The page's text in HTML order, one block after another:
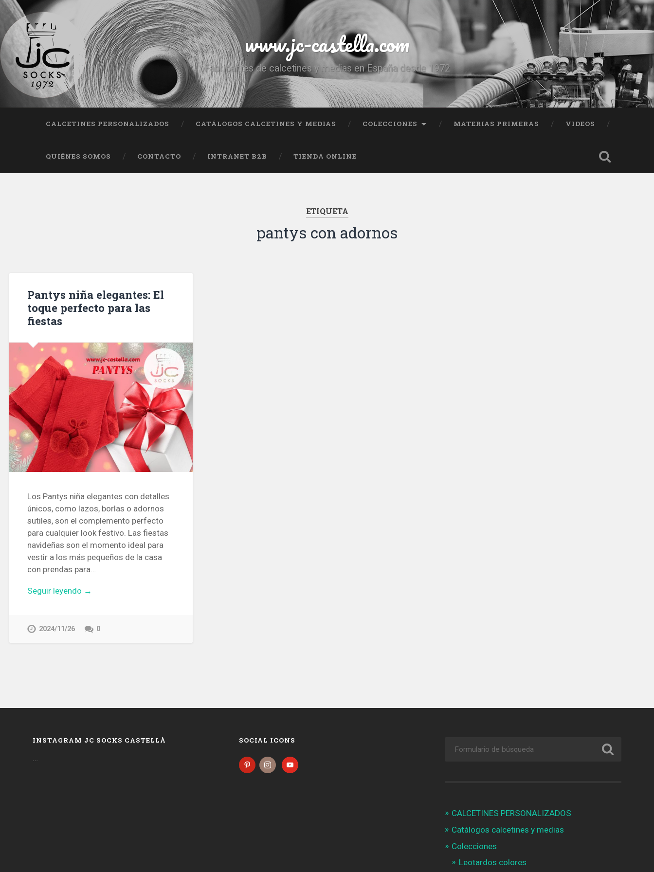
www.jc-castella.com
Fabricantes de calcetines y medias en España desde 1972
CALCETINES PERSONALIZADOS CATÁLOGOS CALCETINES Y MEDIAS COLECCIONES MATERIAS PRIMERAS VIDEOS
QUIÉNES SOMOS CONTACTO INTRANET B2B TIENDA ONLINE
ETIQUETA
pantys con adornos
Pantys niña elegantes: El
toque perfecto para las
fiestas
Los Pantys niña elegantes con detalles
únicos, como lazos, borlas o adornos
sutiles, son el complemento perfecto
para cualquier look festivo. Las fiestas
navideñas son el momento ideal para
vestir a los más pequeños de la casa
con prendas para…
Seguir leyendo →
2024/11/26 0
INSTAGRAM JC SOCKS CASTELLÀ SOCIAL ICONS
CALCETINES PERSONALIZADOS
Catálogos calcetines y medias
Colecciones
Leotardos colores